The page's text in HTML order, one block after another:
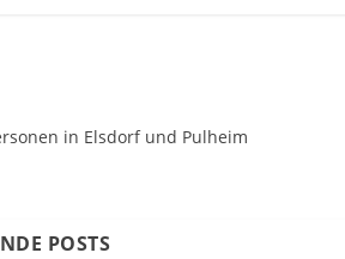
in Elsdorf und Pulheim
POSTS